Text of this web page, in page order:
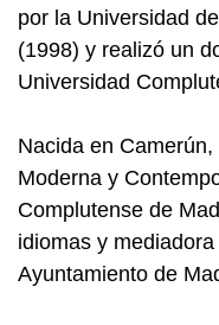
por la Universidad
(1998) y realizó un
Universidad
Nacida en
Moderna y
Complutense de
idiomas y
Ayuntamiento de